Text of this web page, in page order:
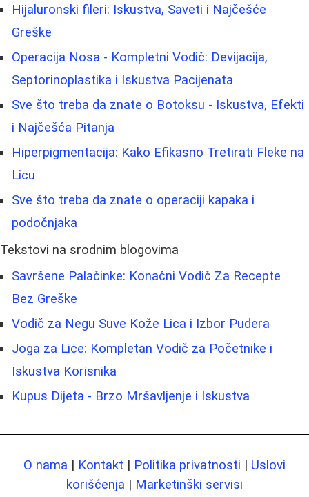
Hijaluronski fileri: Iskustva, Saveti i Najčešće
Greške
Operacija Nosa - Kompletni Vodič: Devijacija,
Septorinoplastika i Iskustva Pacijenata
Sve što treba da znate o Botoksu - Iskustva, Efekti
i Najčešća Pitanja
Hiperpigmentacija: Kako Efikasno Tretirati Fleke na
Licu
Sve što treba da znate o operaciji kapaka i
podočnjaka
Tekstovi na srodnim blogovima
Savršene Palačinke: Konačni Vodič Za Recepte
Bez Greške
Vodič za Negu Suve Kože Lica i Izbor Pudera
Joga za Lice: Kompletan Vodič za Početnike i
Iskustva Korisnika
Kupus Dijeta - Brzo Mršavljenje i Iskustva
O nama | Kontakt | Politika privatnosti | Uslovi
korišćenja | Marketinški servisi